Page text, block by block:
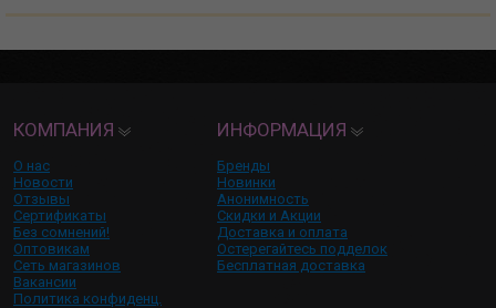
КОМПАНИЯ
О нас
Новости
Отзывы
Сертификаты
Без сомнений!
Оптовикам
Сеть магазинов
Вакансии
Политика конфиденц.
ИНФОРМАЦИЯ
Бренды
Новинки
Анонимность
Скидки и Акции
Доставка и оплата
Остерегайтесь подделок
Бесплатная доставка